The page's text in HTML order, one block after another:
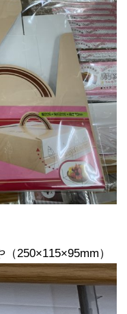
250×115×95mm）